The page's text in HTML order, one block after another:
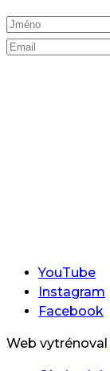
YouTube
Instagram
Facebook
Web vytrénoval